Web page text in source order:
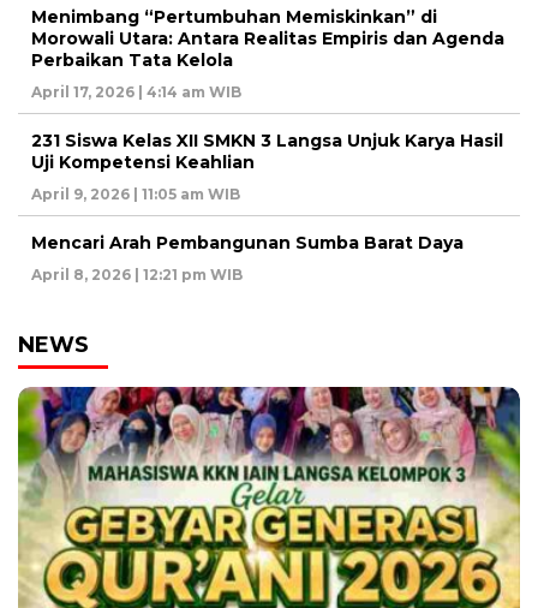
Menimbang “Pertumbuhan Memiskinkan” di
Morowali Utara: Antara Realitas Empiris dan Agenda
Perbaikan Tata Kelola
April 17, 2026 | 4:14 am WIB
231 Siswa Kelas XII SMKN 3 Langsa Unjuk Karya Hasil
Uji Kompetensi Keahlian
April 9, 2026 | 11:05 am WIB
Mencari Arah Pembangunan Sumba Barat Daya
April 8, 2026 | 12:21 pm WIB
NEWS